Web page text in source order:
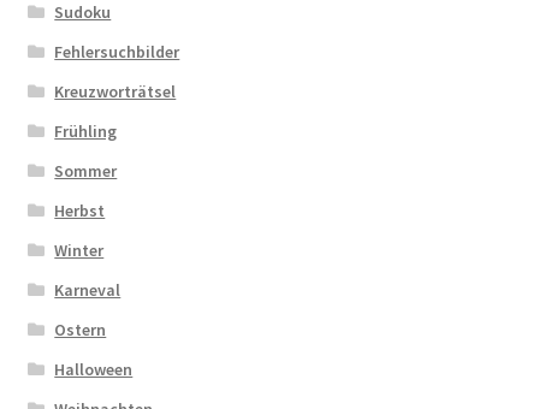
Sudoku
Fehlersuchbilder
Kreuzworträtsel
Frühling
Sommer
Herbst
Winter
Karneval
Ostern
Halloween